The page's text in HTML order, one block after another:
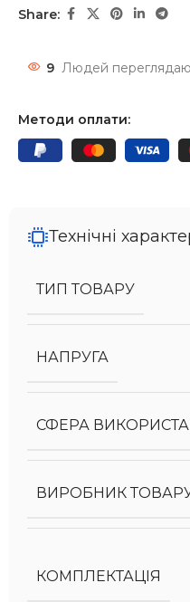
Share:
9 Людей
Методи оплати:
Технічні
ТИП ТОВАРУ
НАПРУГА
СФЕРА
ВИРОБНИК
КОМПЛЕКТАЦІЯ